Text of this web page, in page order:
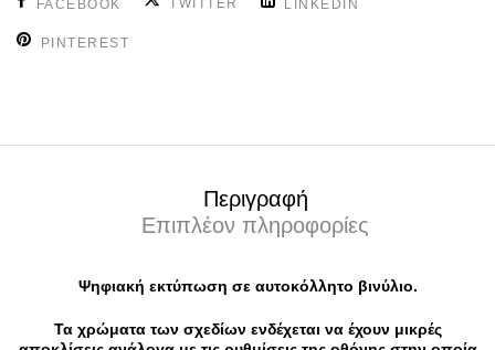
FACEBOOK LINKEDIN
PINTEREST
Περιγραφή
Επιπλέον πληροφορίες
Ψηφιακή εκτύπωση σε αυτοκόλλητο βινύλιο.
Τα χρώματα των σχεδίων ενδέχεται να έχουν μικρές